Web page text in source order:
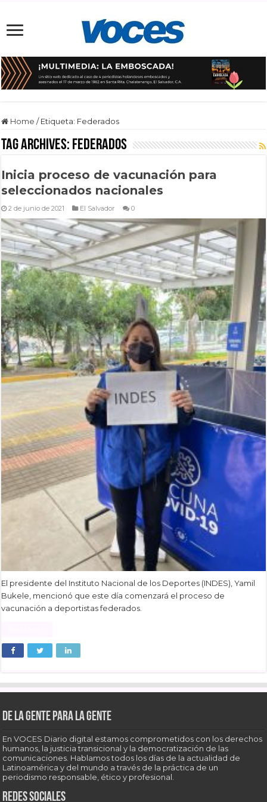
Home / Etiqueta: Federados
Tag Archives: Federados
Inicia proceso de vacunación para
seleccionados nacionales
2 de junio de 2021 El Salvador 0
El presidente del Instituto Nacional de los Deportes (INDES), Yamil
Bukele, mencionó que este día comenzará el proceso de
vacunación a deportistas federados.
De la gente para la gente
En VOCES Diario digital estamos comprometidos con los derechos
humanos, la justicia transicional y la democratización de las
comunicaciones. Hablamos todos los días de la actualidad de
Latinoamérica y del mundo a través de la práctica de un
periodismo responsable, ético y profesional.
Redes sociales